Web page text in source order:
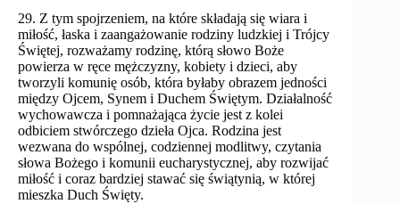
29. Z tym spojrzeniem, na które składają się wiara i
miłość, łaska i zaangażowanie rodziny ludzkiej i Trójcy
Świętej, rozważamy rodzinę, którą słowo Boże
powierza w ręce mężczyzny, kobiety i dzieci, aby
tworzyli komunię osób, która byłaby obrazem jedności
między Ojcem, Synem i Duchem Świętym. Działalność
wychowawcza i pomnażająca życie jest z kolei
odbiciem stwórczego dzieła Ojca. Rodzina jest
wezwana do wspólnej, codziennej modlitwy, czytania
słowa Bożego i komunii eucharystycznej, aby rozwijać
miłość i coraz bardziej stawać się świątynią, w której
mieszka Duch Święty.